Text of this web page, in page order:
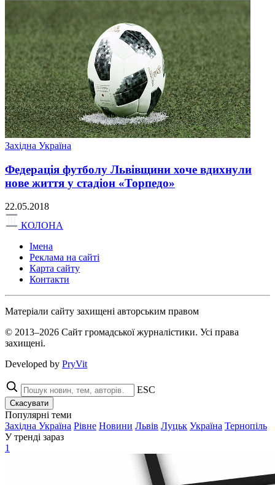
Західна Україна
Федерація футболу Львівщини хоче вдихнули
нове життя у стадіон «Торпедо»
22.05.2018
КОЛОНА
Імена
Реклама на сайті
Карта сайту
Контакти
Матеріали сайту захищені авторським правом
© 2013–2026 Сайт громадської журналістики. Усі права
захищені.
Developed by PryVit
ESC
Скасувати
Популярні теми
Західна Україна Рівне Новини Львів Луцьк Україна Тернопіль
У тренді зараз
1